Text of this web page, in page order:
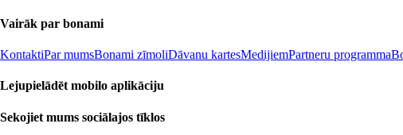
Vairāk par bonami
KontaktiPar mumsBonami zīmoliDāvanu kartesMedijiemPartneru programma
Lejupielādēt mobilo aplikāciju
Sekojiet mums sociālajos tīklos